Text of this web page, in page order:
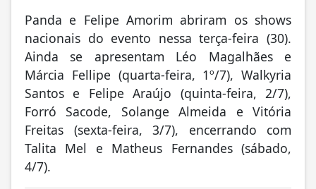
Panda e Felipe Amorim abriram os shows
nacionais do evento nessa terça-feira (30).
Ainda se apresentam Léo Magalhães e
Márcia Fellipe (quarta-feira, 1º/7), Walkyria
Santos e Felipe Araújo (quinta-feira, 2/7),
Forró Sacode, Solange Almeida e Vitória
Freitas (sexta-feira, 3/7), encerrando com
Talita Mel e Matheus Fernandes (sábado,
4/7).